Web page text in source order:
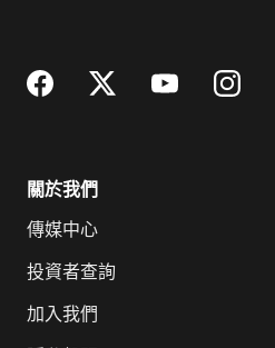
關於我們
傳媒中心
投資者查詢
加入我們